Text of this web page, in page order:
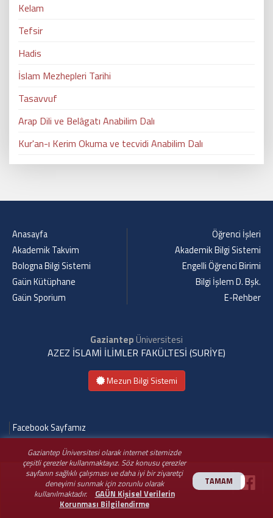
Gaziantep Üniversitesi olarak internet sitemizde
çeşitli çerezler kullanmaktayız. Söz konusu çerezler
sayfanın sağlıklı çalışması ve daha iyi bir ziyaretçi
deneyimi sunmak için zorunlu olarak
kullanılmaktadır.
GAÜN Kişisel Verilerin
Korunması Bilgilendirme
TAMAM
Kelam
Tefsir
Hadis
İslam Mezhepleri Tarihi
Tasavvuf
Arap Dili ve Belâ​gatı Anabilim Dalı
Kur'an-ı Kerim Okuma ve tecvidi Anabilim Dalı
Anasayfa
Akademik Takvim
Bologna Bilgi Sistemi
Gaün Kütüphane
Gaün Sporium
Öğrenci İşleri
Akademik Bilgi Sistemi
Engelli Öğrenci Birimi
Bilgi İşlem D. Bşk.
E-Rehber
GaziantepÜniversitesi
AZEZ İSLAMİ İLİMLER FAKÜLTESİ (SURİYE)
Mezun Bilgi Sistemi
Facebook Sayfamız